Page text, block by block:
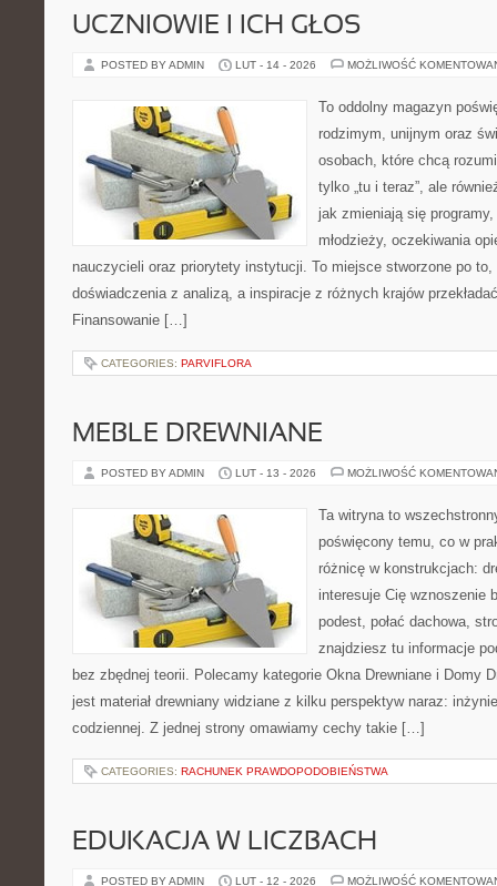
UCZNIOWIE I ICH GŁOS
POSTED BY ADMIN LUT - 14 - 2026 MOŻLIWOŚĆ
To oddolny magazyn
rodzimym, unijnym oraz
osobach, które chcą
tylko „tu i teraz”, ale
jak zmieniają się
młodzieży, oczekiwania
nauczycieli oraz priorytety instytucji. To miejsce stworzone po to,
doświadczenia z analizą, a inspiracje z różnych krajów
Finansowanie […]
CATEGORIES: PARVIFLORA
MEBLE DREWNIANE
POSTED BY ADMIN LUT - 13 - 2026 MOŻLIWOŚĆ
Ta witryna to
poświęcony temu, co w
różnicę w konstrukcjach:
interesuje Cię wznoszenie
podest, połać dachowa,
znajdziesz tu informacje
bez zbędnej teorii. Polecamy kategorie Okna Drewniane i Domy
jest materiał drewniany widziane z kilku perspektyw naraz:
codziennej. Z jednej strony omawiamy cechy takie […]
CATEGORIES: RACHUNEK PRAWDOPODOBIEŃSTWA
EDUKACJA W LICZBACH
POSTED BY ADMIN LUT - 12 - 2026 MOŻLIWOŚĆ